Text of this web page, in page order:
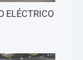
ELÉCTRICO